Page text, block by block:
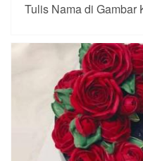
Tulis Nama di Gambar